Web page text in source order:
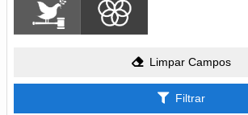
Limpar Campos
Filtrar